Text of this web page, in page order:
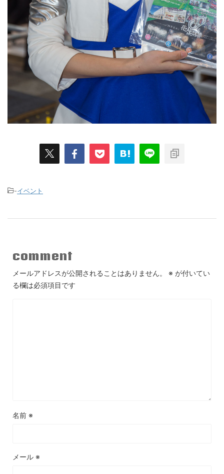
-イベント
comment
メールアドレスが公開されることはありません。 ※ が付いてい
る欄は必須項目です
名前 ※
メール ※